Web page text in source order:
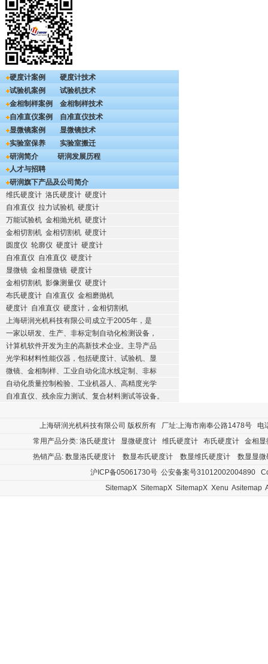
硬度计案例
硬度计技术
试验机案例
试验机技术
金相制样案例
金相制样技术
自准直仪案例
自准直仪技术
显微镜案例
显微镜技术
实验室保养
实验室搬迁
研润简介
研润发展历程
人才与招聘
研润旗下产品及公司简介
维氏硬度计 洛氏硬度计 硬度计
自准直仪 拉力试验机 硬度计
万能试验机 金相抛光机 硬度计
金相切割机 金相切割机 硬度计
圆度仪 轮廓仪 硬度计 硬度计
自准直仪 自准直仪 硬度计
显微镜 金相显微镜 硬度计
金相切割机 影像测量仪 硬度计
布氏硬度计 自准直仪 金相磨抛机
硬度计 自准直仪 硬度计，金相切割机
上海研润光机科技有限公司成立于2005年，是
一家以研发、生产、非标定制自动化检测设备，
计算机软件开发为主的高新技术企业。主导产品
光学和材料性能仪器，包括硬度计、试验机、显
微镜、金相制样、工业自动化流水线定制、非标
自动化质量控制检验、工业机器人、高精度光学
自准直仪、残余应力测试、复合材料测试等设备。
上海研润光机科技有限公司 版权所有 厂址:上海市南奉公路1478号
常用产品分类: 洛氏硬度计 显微硬度计 维氏硬度计 布氏硬度计
金相显
热销产品: 数显洛氏硬度计 数显布氏硬度计 数显维氏硬度计
数显显微
沪ICP备05061730号 公安备案号31012002004890
SitemapX SitemapX SitemapX Xenu Asitemap